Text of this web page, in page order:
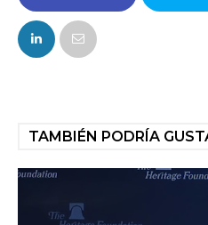
FACEBOOK
TAMBIÉN PODRÍA